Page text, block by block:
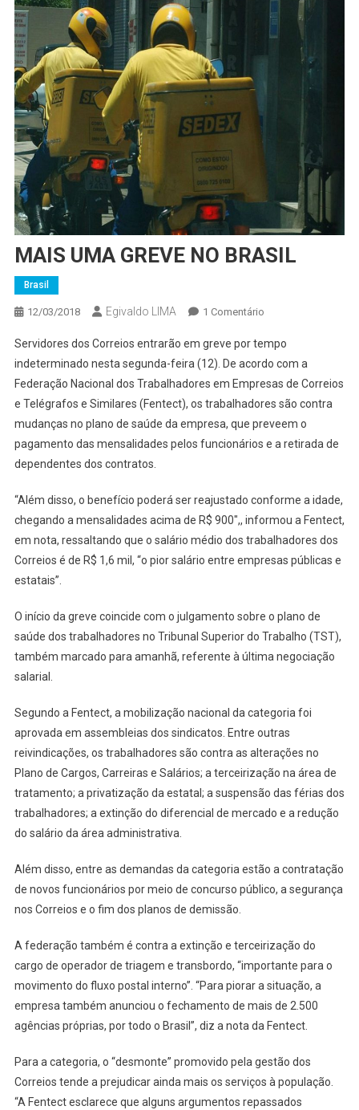
MAIS UMA GREVE NO BRASIL
Brasil
12/03/2018 Egivaldo LIMA 1 ComentárioEm
UMA
GREVE
NO
BRASIL
Servidores dos Correios entrarão em greve por tempo
indeterminado nesta segunda-feira (12). De acordo com a
Federação Nacional dos Trabalhadores em Empresas de Correios
e Telégrafos e Similares (Fentect), os trabalhadores são contra
mudanças no plano de saúde da empresa, que preveem o
pagamento das mensalidades pelos funcionários e a retirada de
dependentes dos contratos.
“Além disso, o benefício poderá ser reajustado conforme a idade,
chegando a mensalidades acima de R$ 900″,, informou a Fentect,
em nota, ressaltando que o salário médio dos trabalhadores dos
Correios é de R$ 1,6 mil, “o pior salário entre empresas públicas e
estatais”.
O início da greve coincide com o julgamento sobre o plano de
saúde dos trabalhadores no Tribunal Superior do Trabalho (TST),
também marcado para amanhã, referente à última negociação
salarial.
Segundo a Fentect, a mobilização nacional da categoria foi
aprovada em assembleias dos sindicatos. Entre outras
reivindicações, os trabalhadores são contra as alterações no
Plano de Cargos, Carreiras e Salários; a terceirização na área de
tratamento; a privatização da estatal; a suspensão das férias dos
trabalhadores; a extinção do diferencial de mercado e a redução
do salário da área administrativa.
Além disso, entre as demandas da categoria estão a contratação
de novos funcionários por meio de concurso público, a segurança
nos Correios e o fim dos planos de demissão.
A federação também é contra a extinção e terceirização do
cargo de operador de triagem e transbordo, “importante para o
movimento do fluxo postal interno”. “Para piorar a situação, a
empresa também anunciou o fechamento de mais de 2.500
agências próprias, por todo o Brasil”, diz a nota da Fentect.
Para a categoria, o “desmonte” promovido pela gestão dos
Correios tende a prejudicar ainda mais os serviços à população.
“A Fentect esclarece que alguns argumentos repassados